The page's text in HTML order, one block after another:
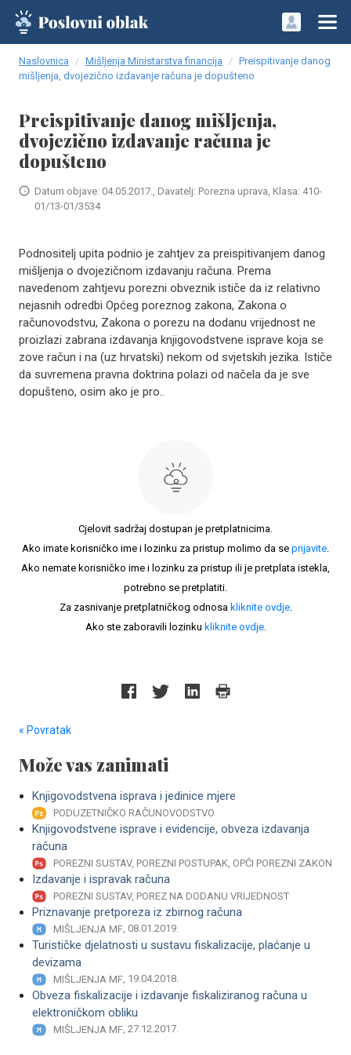
Naslovnica Mišljenja Ministarstva financija
Preispitivanje danog
mišljenja, dvojezično izdavanje računa je dopušteno
Preispitivanje danog mišljenja,
dvojezično izdavanje računa je
dopušteno
Datum objave: 04.05.2017., Davatelj: Porezna uprava, Klasa: 410-
01/13-01/3534
Podnositelj upita podnio je zahtjev za preispitivanjem danog
mišljenja o dvojezičnom izdavanju računa. Prema
navedenom zahtjevu porezni obveznik ističe da iz relativno
nejasnih odredbi Općeg poreznog zakona, Zakona o
računovodstvu, Zakona o porezu na dodanu vrijednost ne
proizlazi zabrana izdavanja knjigovodstvene isprave koja se
zove račun i na (uz hrvatski) nekom od svjetskih jezika. Ističe
da suvremena pravna doktrina polazi od načela da je sve
dopušteno, osim ako je pro..
Cjelovit sadržaj dostupan je pretplatnicima.
Ako imate korisničko ime i lozinku za pristup molimo da se prijavite.
Ako nemate korisničko ime i lozinku za pristup ili je pretplata istekla,
potrebno se pretplatiti.
Za zasnivanje pretplatničkog odnosa kliknite ovdje.
Ako ste zaboravili lozinku kliknite ovdje.
« Povratak
Može vas zanimati
Knjigovodstvena isprava i jedinice mjere
PODUZETNIČKO RAČUNOVODSTVO
Knjigovodstvene isprave i evidencije, obveza izdavanja
računa
POREZNI SUSTAV, POREZNI POSTUPAK, OPĆI POREZNI ZAKON
Izdavanje i ispravak računa
POREZNI SUSTAV, POREZ NA DODANU VRIJEDNOST
Priznavanje pretporeza iz zbirnog računa
MIŠLJENJA MF, 08.01.2019.
Turističke djelatnosti u sustavu fiskalizacije, plaćanje u
devizama
MIŠLJENJA MF, 19.04.2018.
Obveza fiskalizacije i izdavanje fiskaliziranog računa u
elektroničkom obliku
MIŠLJENJA MF, 27.12.2017.